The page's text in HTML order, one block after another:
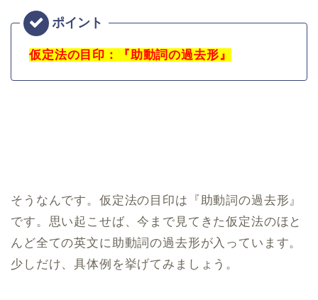
仮定法の目印：『助動詞の過去形』
そうなんです。仮定法の目印は『助動詞の過去形』
です。思い起こせば、今まで見てきた仮定法のほと
んど全ての英文に助動詞の過去形が入っています。
少しだけ、具体例を挙げてみましょう。